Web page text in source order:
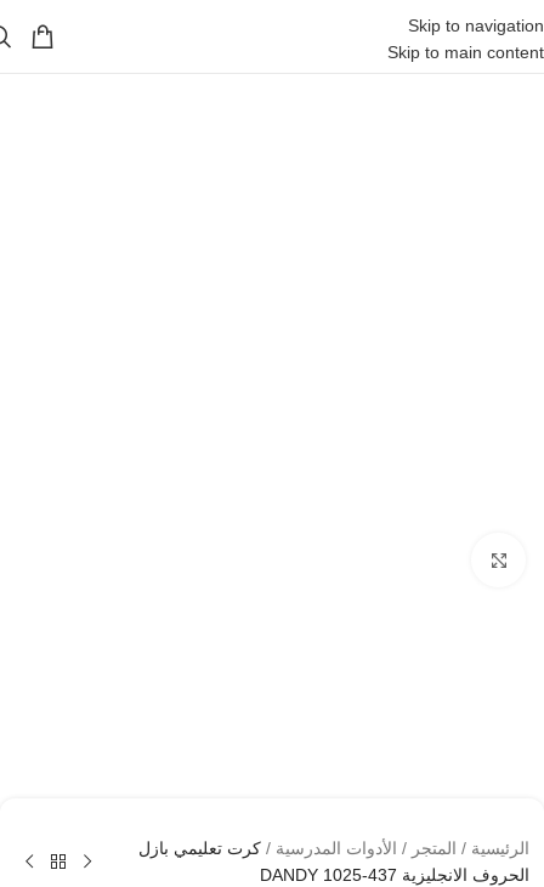
Skip to navigation
Skip to main content
الرئيسية / المتجر / الأدوات المدرسية / كرت تعليمي بازل
الحروف الانجليزية DANDY 1025-437